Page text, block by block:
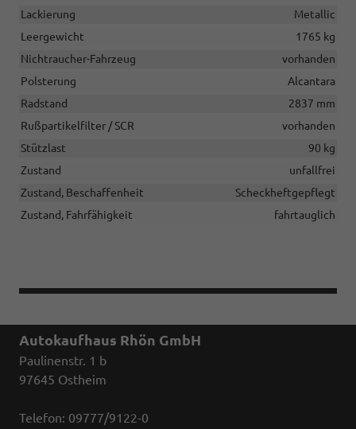
Lackierung
Metallic
Leergewicht
1765 kg
Nichtraucher-Fahrzeug
vorhanden
Polsterung
Alcantara
Radstand
2837 mm
Rußpartikelfilter / SCR
vorhanden
Stützlast
90 kg
Zustand
unfallfrei
Zustand, Beschaffenheit
Scheckheftgepflegt
Zustand, Fahrfähigkeit
fahrtauglich
Autokaufhaus Rhön GmbH
Paulinenstr. 1 b
97645 Ostheim
Telefon: 09777/9122-0